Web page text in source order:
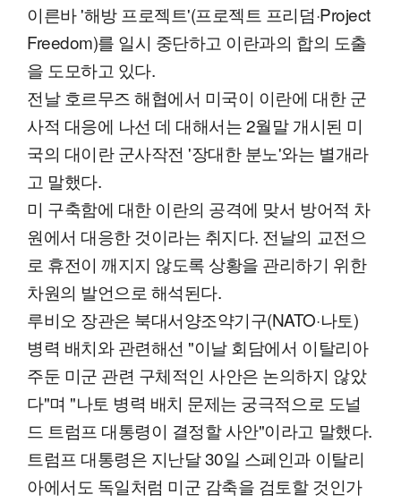
이른바 '해방 프로젝트'(프로젝트 프리덤·Project
Freedom)를 일시 중단하고 이란과의 합의 도출
을 도모하고 있다.
전날 호르무즈 해협에서 미국이 이란에 대한 군
사적 대응에 나선 데 대해서는 2월말 개시된 미
국의 대이란 군사작전 '장대한 분노'와는 별개라
고 말했다.
미 구축함에 대한 이란의 공격에 맞서 방어적 차
원에서 대응한 것이라는 취지다. 전날의 교전으
로 휴전이 깨지지 않도록 상황을 관리하기 위한
차원의 발언으로 해석된다.
루비오 장관은 북대서양조약기구(NATO·나토)
병력 배치와 관련해선 "이날 회담에서 이탈리아
주둔 미군 관련 구체적인 사안은 논의하지 않았
다"며 "나토 병력 배치 문제는 궁극적으로 도널
드 트럼프 대통령이 결정할 사안"이라고 말했다.
트럼프 대통령은 지난달 30일 스페인과 이탈리
아에서도 독일처럼 미군 감축을 검토할 것인가